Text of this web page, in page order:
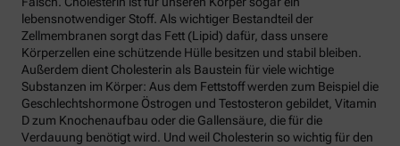
lebensnotwendiger Stoff. Als wichtiger Bestandteil der
Zellmembranen sorgt das Fett (Lipid) dafür, dass unsere
Körperzellen eine schützende Hülle besitzen und stabil bleiben.
Außerdem dient Cholesterin als Baustein für viele wichtige
Substanzen im Körper: Aus dem Fettstoff werden zum Beispiel die
Geschlechtshormone Östrogen und Testosteron gebildet, Vitamin
D zum Knochenaufbau oder die Gallensäure, die für die
Verdauung benötigt wird. Und weil Cholesterin so wichtig für den